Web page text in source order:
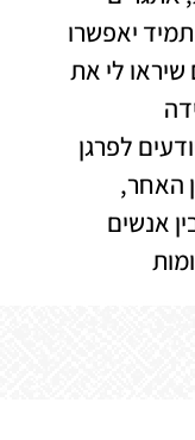
יאפשרו
שיראו לי את
לפרגן
האחר,
אנשים